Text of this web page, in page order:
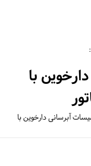
با
آبرسانی دارخوین با